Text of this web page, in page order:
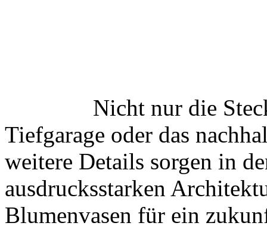
Nicht nur die
Tiefgarage oder das
weitere Details sorgen in
ausdrucksstarken
Blumenvasen für ein